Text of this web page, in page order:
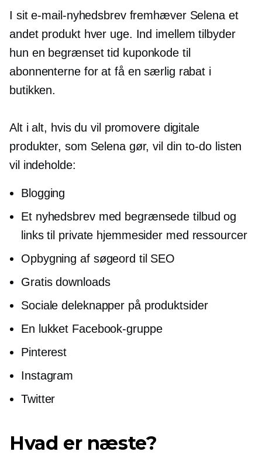
I sit e-mail-nyhedsbrev fremhæver Selena et
andet produkt hver uge. Ind imellem tilbyder
hun en begrænset tid kuponkode til
abonnenterne for at få en særlig rabat i
butikken.
Alt i alt, hvis du vil promovere digitale
produkter, som Selena gør, vil din to-do listen
vil indeholde:
Blogging
Et nyhedsbrev med begrænsede tilbud og
links til private hjemmesider med ressourcer
Opbygning af søgeord til SEO
Gratis downloads
Sociale deleknapper på produktsider
En lukket Facebook-gruppe
Pinterest
Instagram
Twitter
Hvad er næste?